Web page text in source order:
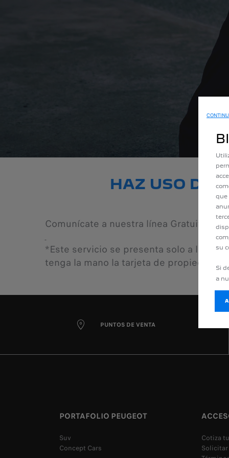
HAZ USO DE
Comunícate a nuestra línea Gratuita:
*Este servicio se presenta solo a los
tenga la mano la tarjeta de propiedad
PUNTOS DE VENTA
PORTAFOLIO PEUGEOT
Suv
Concept Cars
Cotiza
que
su
Si
a